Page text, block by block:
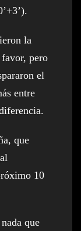
la
pero
el
entre
que
10
que